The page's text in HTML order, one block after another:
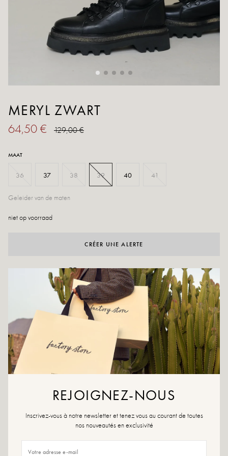
MERYL ZWART
64,50 € 129,00 €
MAAT
36 37 38 39 40 41
Geleider van de maten
niet op voorraad
CRÉER UNE ALERTE
AAN WENSLIJST TOEVOEGEN
Durf een vleugje originaliteit toe te voegen aan je outfits door onze
Meryl te dragen. Originele details die het verschil maken!
Zwarte kleur
Buitenmateriaal: leer
Binnenzool: 100% leer
Buitenzool: synthetisch materiaal
Voering: leer en textiel
Hakhoogte: 5cm
Punt van de schoen: afgerond
Ontworpen en gemaakt in Spanje
Maatadvies: Kies voor dit model je gebruikelijke maat. Zit je tussen twee
maten in, kies dan de maat hieronder.
REJOIGNEZ-NOUS
Inscrivez-vous à notre newsletter et tenez vous au courant de toutes
nos nouveautés en exclusivité